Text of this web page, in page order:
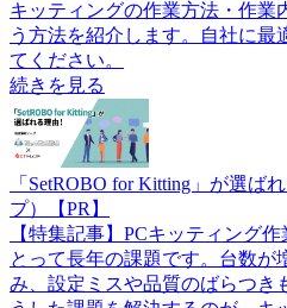
キッティングの作業方法・作業
う方法を紹介します。自社に最
てください。
続きを見る
「SetROBO for Kitting」が選ば
プ）【PR】
【特集記事】PCキッティング
とって長年の課題です。台数が
み、設定ミスや品質のばらつき